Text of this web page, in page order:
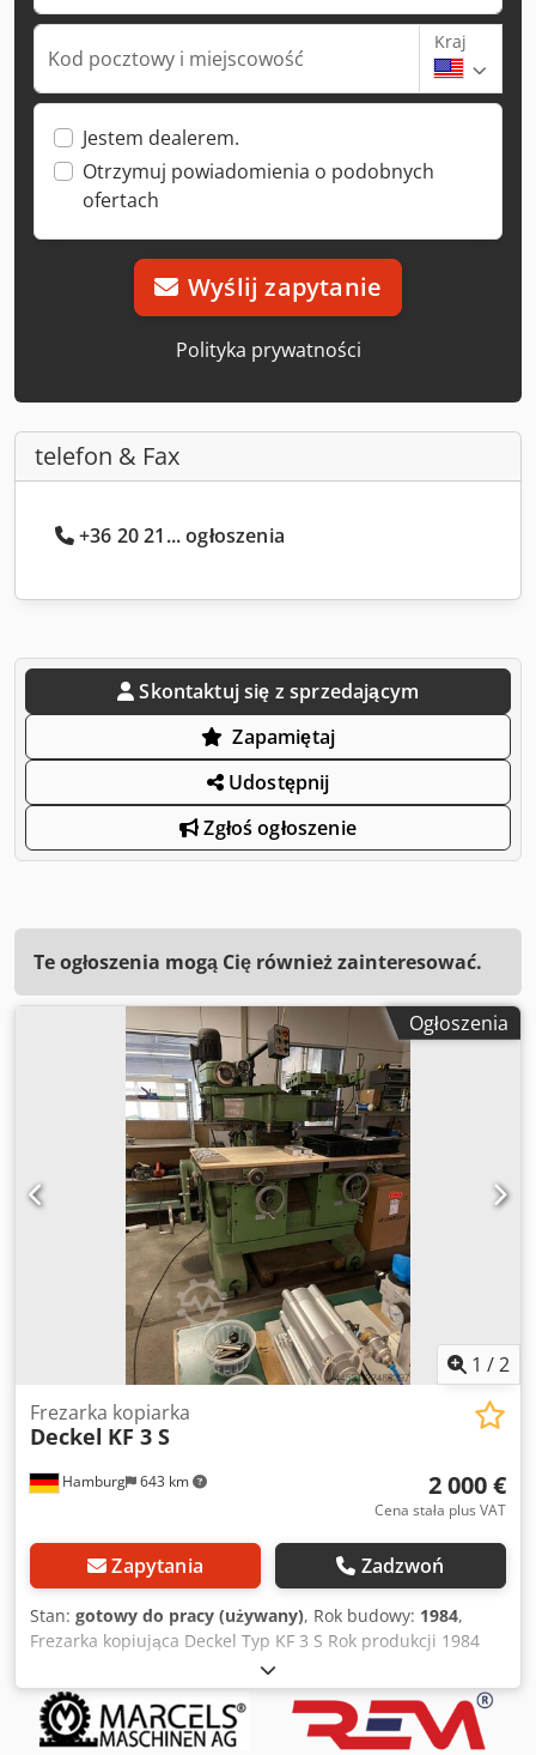
Kod pocztowy i miejscowość
Kraj
Jestem dealerem.
Otrzymuj powiadomienia o podobnych
ofertach
Wyślij zapytanie
Polityka prywatności
telefon & Fax
+36 20 21... ogłoszenia
Skontaktuj się z sprzedającym
Zapamiętaj
Udostępnij
Zgłoś ogłoszenie
Te ogłoszenia mogą Cię również zainteresować.
Ogłoszenia
1 /2
Hamburg 643 km
Frezarka kopiarka
Deckel KF 3 S
2 000 €
Cena stała plus VAT
Zapytania Zadzwoń
Stan: gotowy do pracy (używany), Rok budowy: 1984,
Frezarka kopiująca Deckel Typ KF 3 S Rok produkcji 1984
Powierzchnia stołu 600 x 555 / 620 x 750 mm Przesuw w osi
Y 150 mm Skok w osi Z 380 mm Skok w osi X 150 mm
Napęd 3 kW Wrzeciono do zgrubnego frezowania
Wrzeciono do wykańczającego frezowania Ramię blokujące